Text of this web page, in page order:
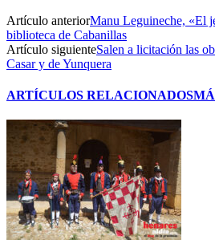
Artículo anteriorManu Leguineche, «El
biblioteca de Cabanillas
Artículo siguienteSalen a licitación las
Casar y de Yunquera
ARTÍCULOS RELACIONADOS